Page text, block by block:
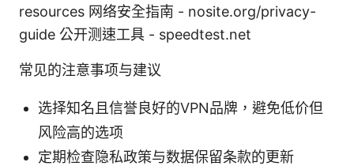
resources 网络安全指南 - nosite.org/privacy-
guide 公开测速工具 - speedtest.net
常见的注意事项与建议
选择知名且信誉良好的VPN品牌，避免低价但
风险高的选项
定期检查隐私政策与数据保留条款的更新